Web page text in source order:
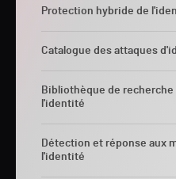
Protection hybride de
Catalogue des attaques
Bibliothèque de recherche
l'identité
Détection et réponse aux
l'identité